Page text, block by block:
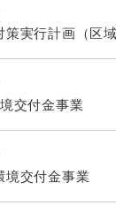
実行計画（区域
交付金事業
境交付金事業